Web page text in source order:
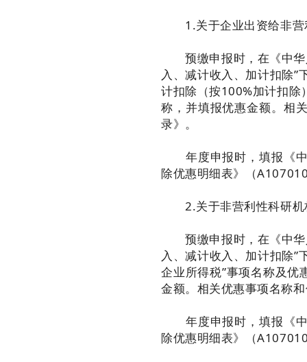
1.关于企业出资给非营
预缴申报时，在《中华
入、减计收入、加计扣除”
计扣除（按100%加计扣除
称，并填报优惠金额。相
录》。
年度申报时，填报《中
除优惠明细表》（
2.关于非营利性科研机
预缴申报时，在《中华
入、减计收入、加计扣除”
企业所得税”事项名称及
金额。相关优惠事项名称
年度申报时，填报《中
除优惠明细表》（